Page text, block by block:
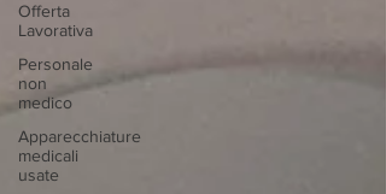
Offerta
Lavorativa
Personale
non
medico
Apparecchiature
medicali
usate